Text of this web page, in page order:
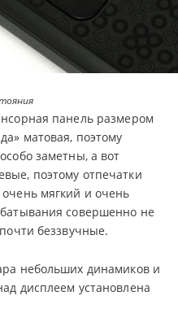
панель размером
матовая, поэтому
заметны, а вот
поэтому отпечатки
мягкий и очень
совершенно не
беззвучные.
небольших динамиков и
дисплеем установлена